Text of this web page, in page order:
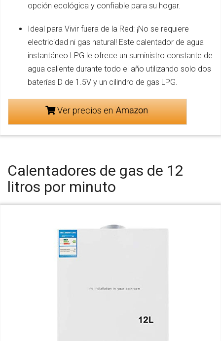
opción ecológica y confiable para su hogar.
Ideal para Vivir fuera de la Red: ¡No se requiere
electricidad ni gas natural! Este calentador de agua
instantáneo LPG le ofrece un suministro constante de
agua caliente durante todo el año utilizando solo dos
baterías D de 1.5V y un cilindro de gas LPG.
Ver precios en
Calentadores de gas de 12
litros por minuto